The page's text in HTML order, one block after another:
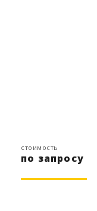
стоимость
по запросу